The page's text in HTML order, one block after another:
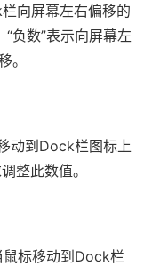
向屏幕左右偏移的
负数”表示向屏幕左
。
动到Dock栏图标上
整此数值。
鼠标移动到Dock栏